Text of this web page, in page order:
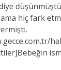
hiç fark